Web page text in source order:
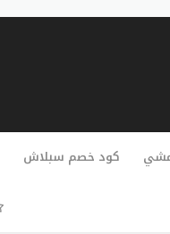
كود خصم سبلاش